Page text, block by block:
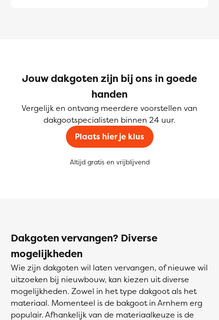
Jouw dakgoten zijn bij ons in goede
handen
Vergelijk en ontvang meerdere voorstellen van
dakgootspecialisten binnen 24 uur.
Plaats hier je klus
Altijd gratis en vrijblijvend
Dakgoten vervangen? Diverse
mogelijkheden
Wie zijn dakgoten wil laten vervangen, of nieuwe wil
uitzoeken bij nieuwbouw, kan kiezen uit diverse
mogelijkheden. Zowel in het type dakgoot als het
materiaal. Momenteel is de bakgoot in Arnhem erg
populair. Afhankelijk van de materiaalkeuze is de